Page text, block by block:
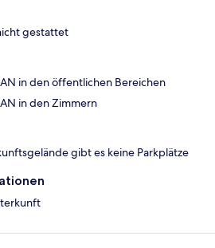
gestattet
in den öffentlichen Bereichen
in den Zimmern
gibt es keine Parkplätze